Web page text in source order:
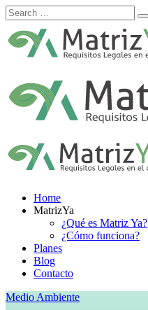
Skip
to
content
Home
MatrizYa
¿Qué es Matriz Ya?
¿Cómo funciona?
Planes
Blog
Contacto
Medio Ambiente